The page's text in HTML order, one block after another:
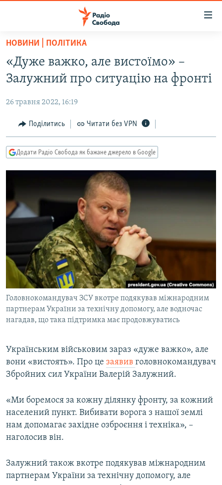
Перейти
основного
матеріалу
Перейти
до
навігації
Перейти
до
ВСЕ ЗА ДОБУ
СТАТТІ
ПОЛІТИКА
ЕКОНОМІКА
КУЛЬТУРА
СВІТ
ВІЙНА
РОСІЙСЬКА «ФІЛЬТРАЦІЯ»
КРИМ.РЕАЛІЇ
КИТАЙ.ВИКЛИКИ
МУЛЬТИМЕДІА
СПЕЦПРОЄКТИ
ПОДКАСТИ
КРИМ РЕАЛІЇ
РУС
КТАТ
НОВИНИ | ПОЛІТИКА
«Дуже важко, але вистоїмо» –
Залужний про ситуацію на фронті
26 травня 2022, 16:19
Поділитись Читати без VPN
Додати Радіо Свобода як бажане джерело в Google
Головнокомандувач ЗСУ вкотре подякував міжнародним
партнерам України за технічну допомогу, але водночас
нагадав, що така підтримка має продовжуватись
Українським військовим зараз «дуже важко», але
вони «вистоять». Про це заявив головнокомандувач
Збройних сил України Валерій Залужний.
«Ми боремося за кожну ділянку фронту, за кожний
населений пункт. Вибивати ворога з нашої землі
нам допомагає західне озброєння і техніка», –
наголосив він.
Залужний також вкотре подякував міжнародним
партнерам України за технічну допомогу, але